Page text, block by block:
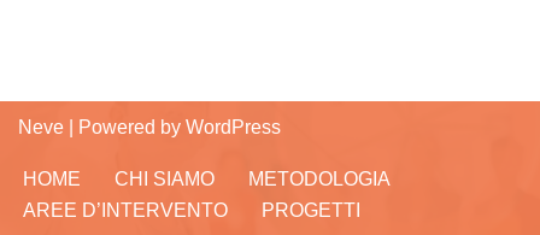
Neve | Powered by WordPress
HOME CHI SIAMO
METODOLOGIA
AREE D’INTERVENTO
PROGETTI